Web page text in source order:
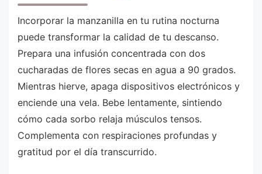
Incorporar la manzanilla en tu rutina nocturna
puede transformar la calidad de tu descanso.
Prepara una infusión concentrada con dos
cucharadas de flores secas en agua a 90 grados.
Mientras hierve, apaga dispositivos electrónicos y
enciende una vela. Bebe lentamente, sintiendo
cómo cada sorbo relaja músculos tensos.
Complementa con respiraciones profundas y
gratitud por el día transcurrido.